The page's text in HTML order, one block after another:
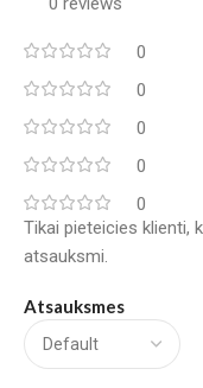
0
0
0
0
0
Atsauksmes
Tikai pieteicies klienti,
atsauksmi.